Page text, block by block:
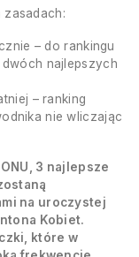
zasadach:
– do rankingu
najlepszych
– ranking
nie wliczając
, 3 najlepsze
na uroczystej
Kobiet.
które w